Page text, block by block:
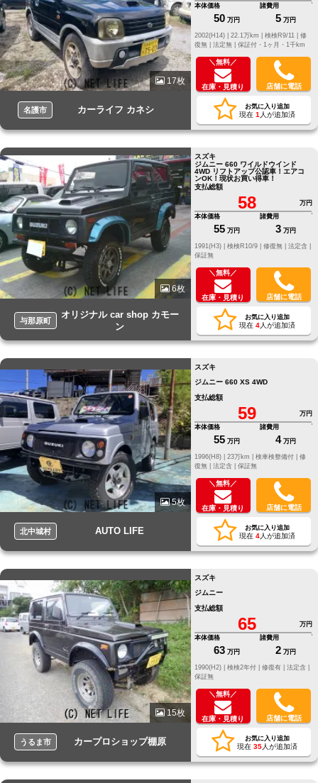
17枚
名護市 カーライフ カネシ
本体価格
50 万円
諸費用
5 万円
修
復無 | 法定無 | 保証付・1ヶ月・1千km
＼無料／
在庫・見積り 店舗に電話
お気に入り追加
現在 1 人が追加済
6枚
与那原町
オリジナル car shop カモー
ン
スズキ
ジムニー 660 ワイルドウインド
4WD リフトアップ公認車！エアコ
ンOK！現状お買い得車！
支払総額
58
万円
本体価格
55 万円
諸費用
3 万円
修復無 | 法定含 |
保証無
＼無料／
在庫・見積り 店舗に電話
お気に入り追加
現在 4人が追加済
5枚
北中城村 AUTO LIFE
スズキ
ジムニー 660 XS 4WD
支払総額
59
万円
本体価格
55 万円
諸費用
4 万円
修
復無 | 法定含 | 保証無
＼無料／
在庫・見積り 店舗に電話
お気に入り追加
現在 4人が追加済
15枚
うるま市 カープロショップ棚原
スズキ
ジムニー
支払総額
65
万円
本体価格
63 万円
諸費用
2 万円
修復有 | 法定含 |
保証無
＼無料／
在庫・見積り 店舗に電話
お気に入り追加
現在 35人が追加済